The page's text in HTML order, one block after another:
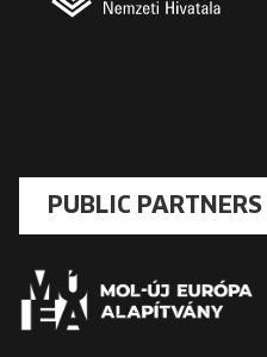
PUBLIC PARTNERS